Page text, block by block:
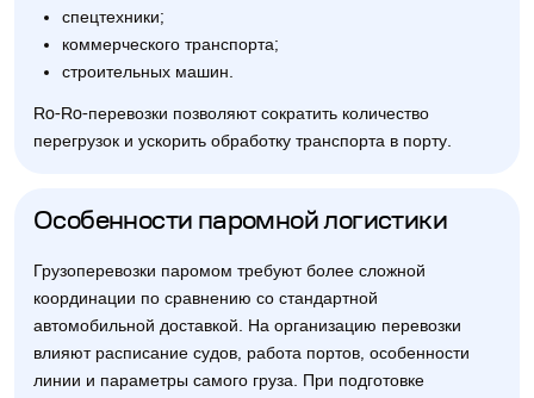
спецтехники;
коммерческого транспорта;
строительных машин.
Ro-Ro-перевозки позволяют сократить количество
перегрузок и ускорить обработку транспорта в порту.
Особенности паромной логистики
Грузоперевозки паромом требуют более сложной
координации по сравнению со стандартной
автомобильной доставкой. На организацию перевозки
влияют расписание судов, работа портов, особенности
линии и параметры самого груза. При подготовке